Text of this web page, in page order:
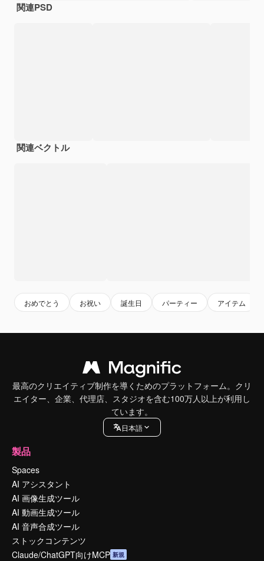
関連PSD
関連ベクトル
おめでとう お祝い 誕生日 パーティー アイテム
最高のクリエイティブ制作を導くためのプラットフォーム。クリ
エイター、企業、代理店、スタジオを含む100万人以上が利用し
ています。
日本語
製品
Spaces
AI アシスタント
AI 画像生成ツール
AI 動画生成ツール
AI 音声合成ツール
ストックコンテンツ
Claude/ChatGPT向けMCP 新規